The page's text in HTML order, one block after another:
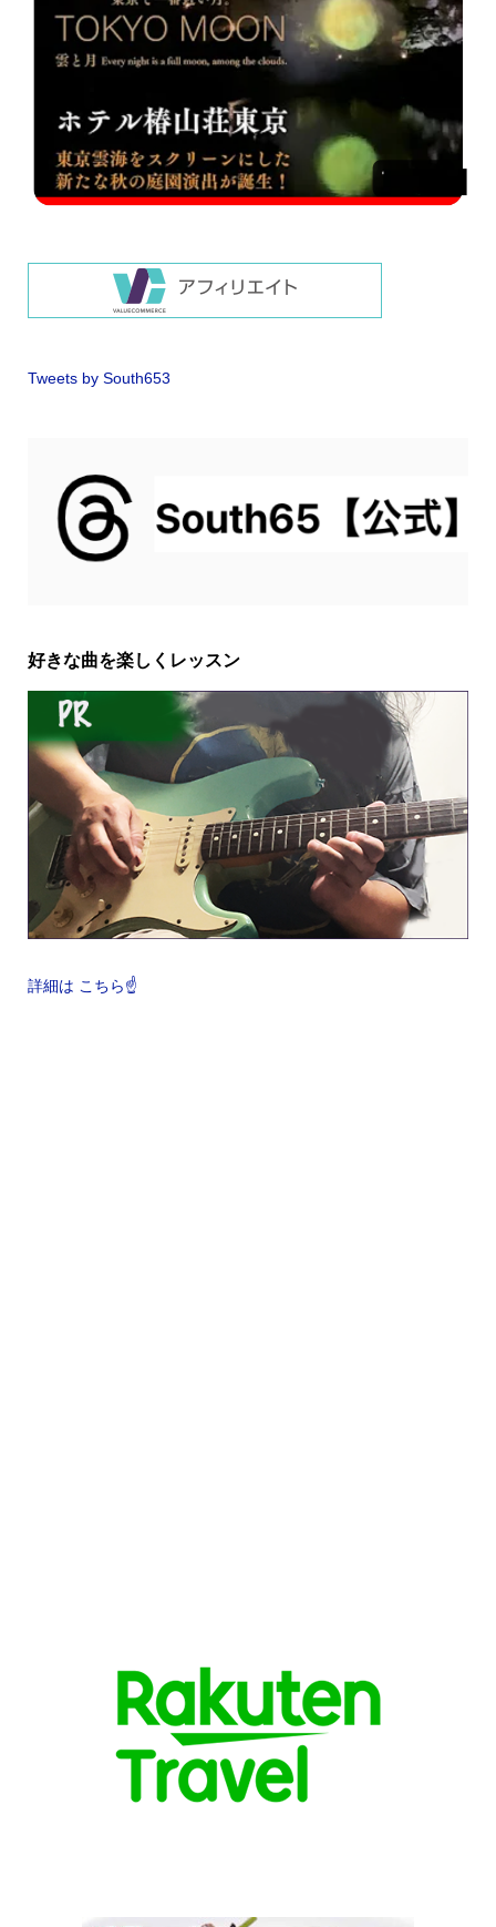
Tweets by South653
好きな曲を楽しくレッスン
詳細は こちら☝️